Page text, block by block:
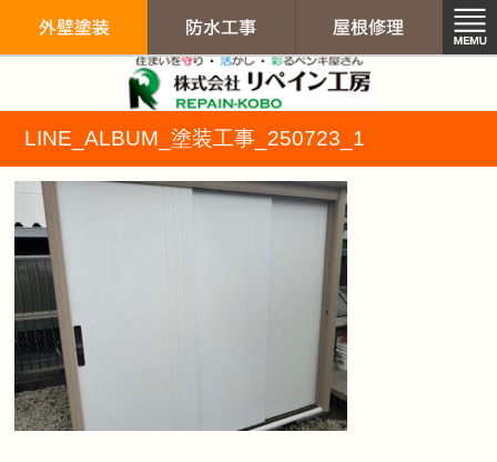
LINE_ALBUM_塗装工事_250723_1